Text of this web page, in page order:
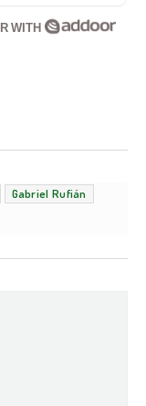
WITH
Gabriel Rufián